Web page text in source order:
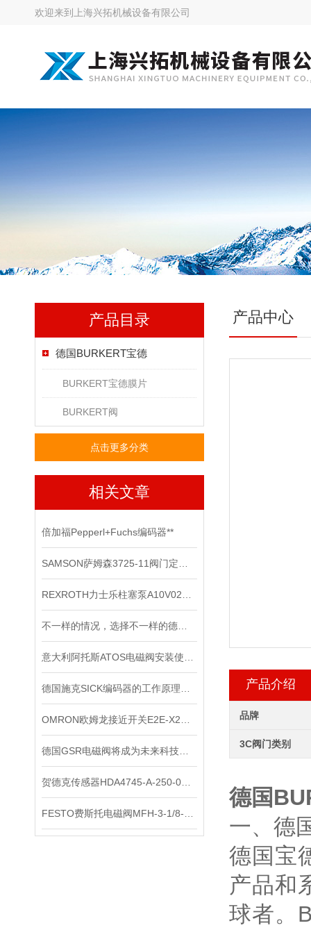
欢迎来到 上海兴拓机械设备有限公司
产品目录
德国BURKERT宝德
BURKERT宝德膜片
BURKERT阀
点击更多分类
相关文章
倍加福Pepperl+Fuchs编码器**
产品中心
产品介绍
品牌
3C阀门类别
德国
一、德
德国宝
产品和
球者。